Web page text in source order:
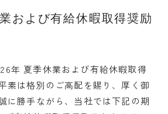
および有給休暇取得奨励
年 夏季休業および有給休暇取得
素は格別のご高配を賜り、厚く御
に勝手ながら、当社では下記の期